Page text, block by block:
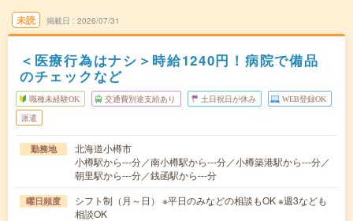
未読 掲載日 2026/07/31
＜医療行為はナシ＞時給1240円！病院で備品
のチェックなど
職種未経験OK 交通費別途支給あり 土日祝日が休み WEB登録OK
派遣
勤務地
北海道小樽市
小樽駅から---分／南小樽駅から---分／小樽築港駅から---分／
朝里駅から---分／銭函駅から---分
曜日頻度
シフト制（月～日） ※平日のみなどの相談もOK ※週3なども
相談OK